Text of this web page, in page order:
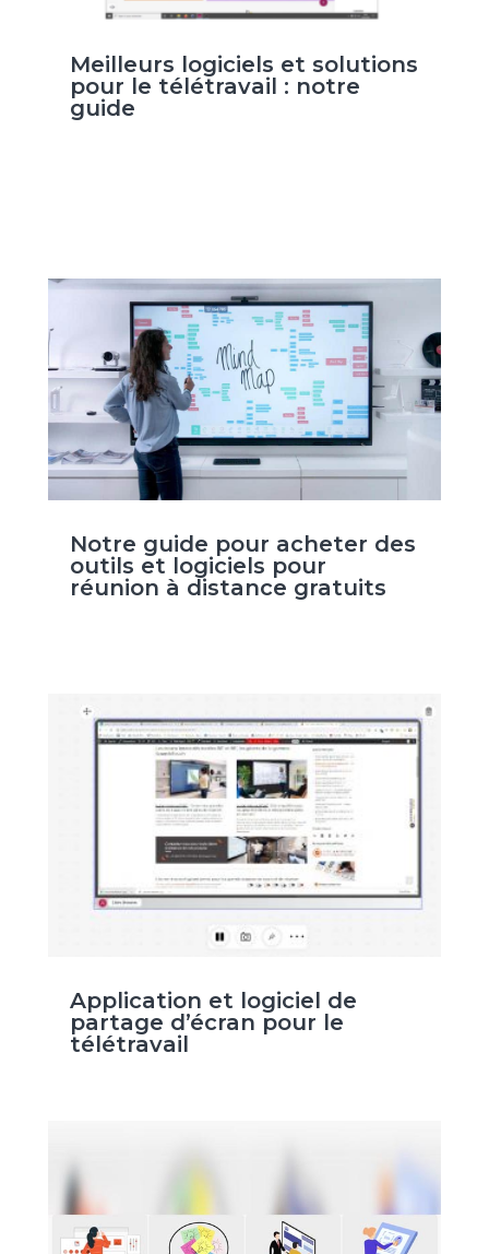
Meilleurs logiciels et solutions
pour le télétravail : notre
guide
Notre guide pour acheter des
outils et logiciels pour
réunion à distance gratuits
Application et logiciel de
partage d’écran pour le
télétravail